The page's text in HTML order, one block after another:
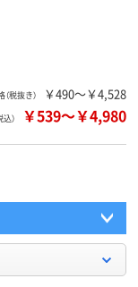
税抜き） ￥490～￥4,528
） ￥539～￥4,980